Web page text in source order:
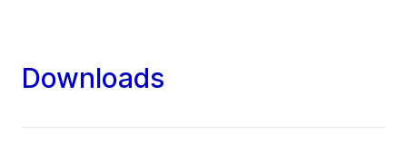
Downloads